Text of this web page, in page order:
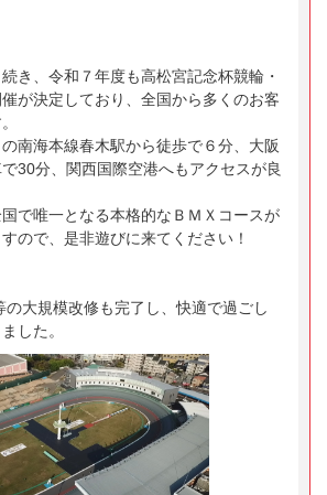
き、令和７年度も高松宮記念杯競輪・
が決定しており、全国から多くのお客
南海本線春木駅から徒歩で６分、大阪
30分、関西国際空港へもアクセスが良
で唯一となる本格的なＢＭＸコースが
ので、是非遊びに来てください！
の大規模改修も完了し、快適で過ごし
した。